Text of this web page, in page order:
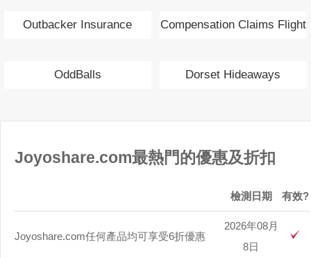
Outbacker Insurance Compensation Claims Flight
OddBalls
Dorset Hideaways
Joyoshare.com最熱門的優惠及折扣
檢測日期 有效?
Joyoshare.com任何產品均可享受6折優惠
2026年08月
8日